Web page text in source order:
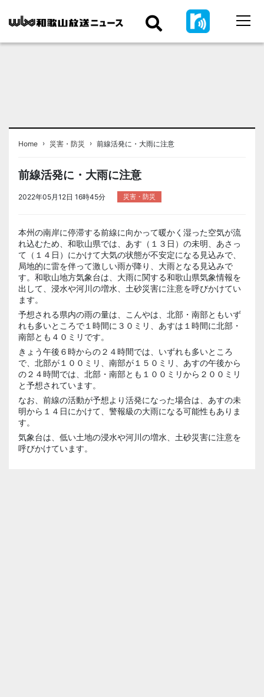
Home › 災害・防災 › 前線活発に・大雨に注意
前線活発に・大雨に注意
2022年05月12日 16時45分 災害・防災
本州の南岸に停滞する前線に向かって暖かく湿った空気が流
れ込むため、和歌山県では、あす（１３日）の未明、あさっ
て（１４日）にかけて大気の状態が不安定になる見込みで、
局地的に雷を伴って激しい雨が降り、大雨となる見込みで
す。和歌山地方気象台は、大雨に関する和歌山県気象情報を
出して、浸水や河川の増水、土砂災害に注意を呼びかけてい
ます。
予想される県内の雨の量は、こんやは、北部・南部ともいず
れも多いところで１時間に３０ミリ、あすは１時間に北部・
南部とも４０ミリです。
きょう午後６時からの２４時間では、いずれも多いところ
で、北部が１００ミリ、南部が１５０ミリ、あすの午後から
の２４時間では、北部・南部とも１００ミリから２００ミリ
と予想されています。
なお、前線の活動が予想より活発になった場合は、あすの未
明から１４日にかけて、警報級の大雨になる可能性もありま
す。
気象台は、低い土地の浸水や河川の増水、土砂災害に注意を
呼びかけています。